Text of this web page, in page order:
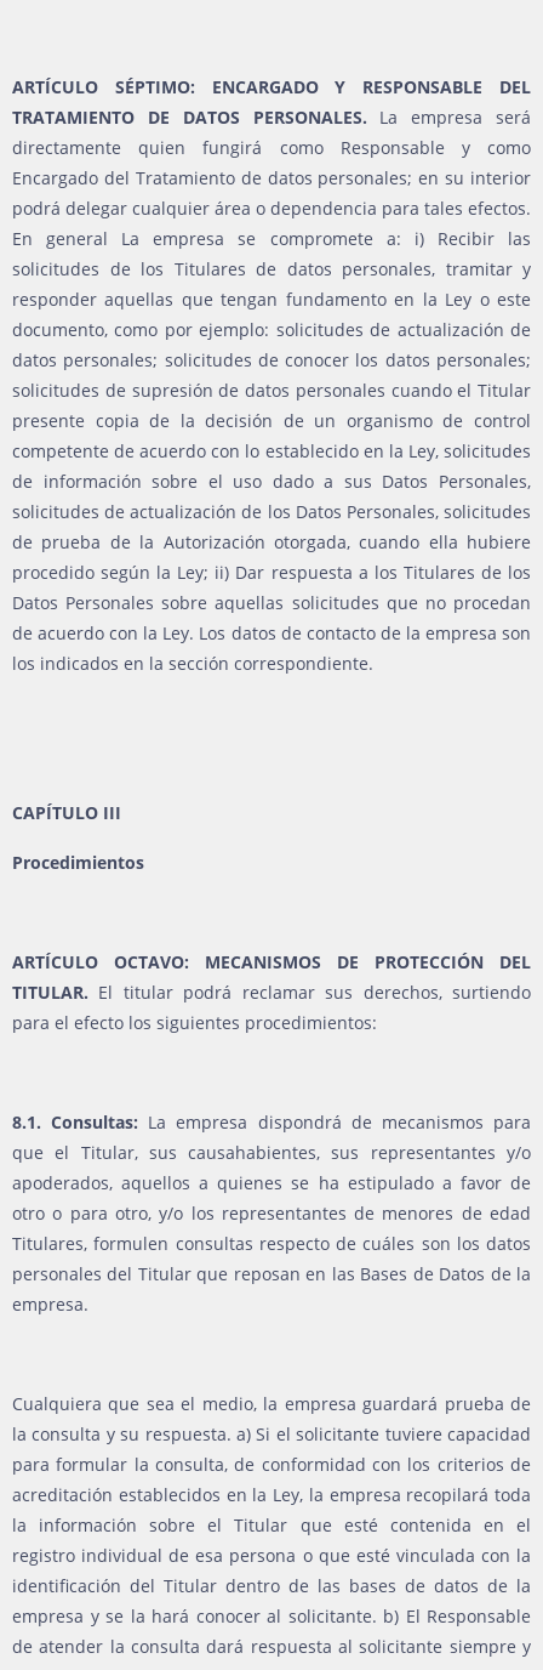
ARTÍCULO SÉPTIMO: ENCARGADO Y RESPONSABLE DEL
TRATAMIENTO DE DATOS PERSONALES. La empresa será
directamente quien fungirá como Responsable y como
Encargado del Tratamiento de datos personales; en su interior
podrá delegar cualquier área o dependencia para tales efectos.
En general La empresa se compromete a: i) Recibir las
solicitudes de los Titulares de datos personales, tramitar y
responder aquellas que tengan fundamento en la Ley o este
documento, como por ejemplo: solicitudes de actualización de
datos personales; solicitudes de conocer los datos personales;
solicitudes de supresión de datos personales cuando el Titular
presente copia de la decisión de un organismo de control
competente de acuerdo con lo establecido en la Ley, solicitudes
de información sobre el uso dado a sus Datos Personales,
solicitudes de actualización de los Datos Personales, solicitudes
de prueba de la Autorización otorgada, cuando ella hubiere
procedido según la Ley; ii) Dar respuesta a los Titulares de los
Datos Personales sobre aquellas solicitudes que no procedan
de acuerdo con la Ley. Los datos de contacto de la empresa son
los indicados en la sección correspondiente.
CAPÍTULO III
Procedimientos
ARTÍCULO OCTAVO: MECANISMOS DE PROTECCIÓN DEL
TITULAR. El titular podrá reclamar sus derechos, surtiendo
para el efecto los siguientes procedimientos:
8.1. Consultas: La empresa dispondrá de mecanismos para
que el Titular, sus causahabientes, sus representantes y/o
apoderados, aquellos a quienes se ha estipulado a favor de
otro o para otro, y/o los representantes de menores de edad
Titulares, formulen consultas respecto de cuáles son los datos
personales del Titular que reposan en las Bases de Datos de la
empresa.
Cualquiera que sea el medio, la empresa guardará prueba de
la consulta y su respuesta. a) Si el solicitante tuviere capacidad
para formular la consulta, de conformidad con los criterios de
acreditación establecidos en la Ley, la empresa recopilará toda
la información sobre el Titular que esté contenida en el
registro individual de esa persona o que esté vinculada con la
identificación del Titular dentro de las bases de datos de la
empresa y se la hará conocer al solicitante. b) El Responsable
de atender la consulta dará respuesta al solicitante siempre y